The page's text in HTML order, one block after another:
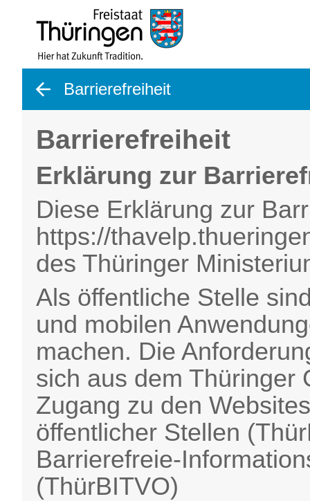
Barrierefreiheit
Barrierefreiheit
Erklärung zur
Diese Erklärung zur
https://
des Thüringer
Als öffentliche Stelle
und mobilen
machen. Die
sich aus dem Thüringer
Zugang zu den
öffentlicher Stellen
Barrierefreie-
(ThürBITVO)